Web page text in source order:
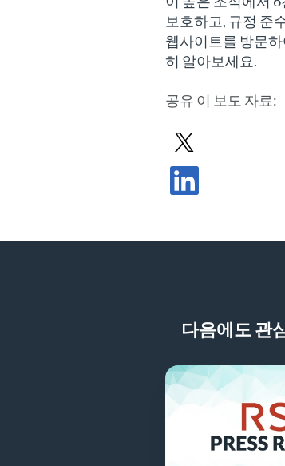
보호하고, 규정 준
웹사이트를 방문
히 알아보세요.
공유 이 보도 자료:
X에서 보도 자료 공유
다음에도 관